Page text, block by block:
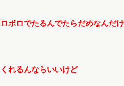
ボロでたるんでたらだめなんだけ
れるんならいいけど